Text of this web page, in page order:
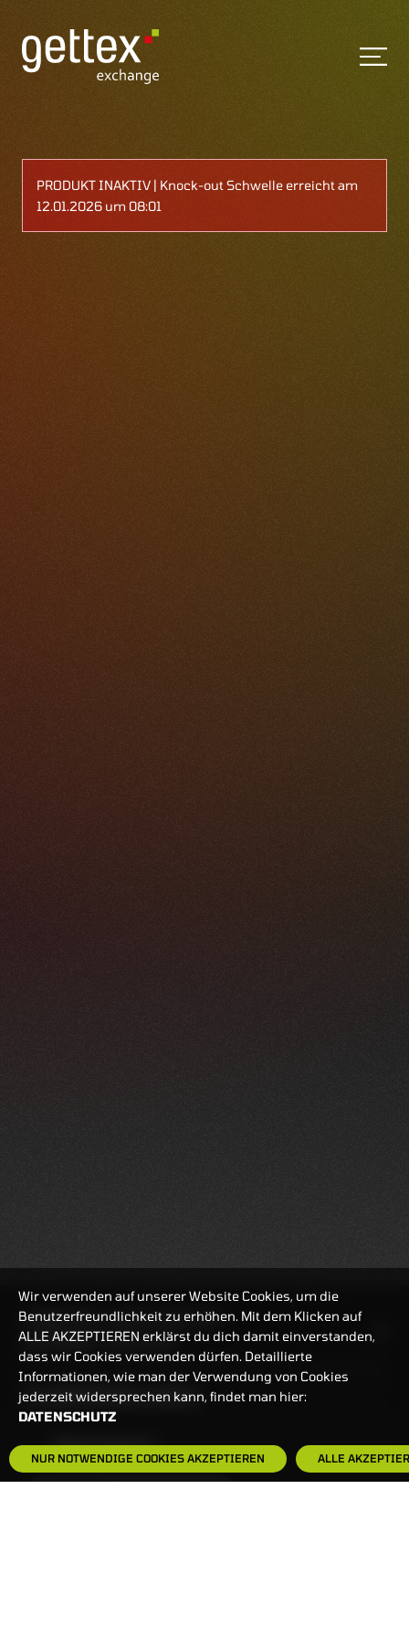
PRODUKT INAKTIV | Knock-out Schwelle erreicht am
12.01.2026 um 08:01
BANKEINSTELLUNGEN
HÄUFIG GESUCHT:
HANDELSZEIT
MO-FR: 7:30-23 UHR
ZERTIFIKATE
8:00-22 UHR
Wir verwenden auf unserer Website Cookies, um die
Benutzerfreundlichkeit zu erhöhen. Mit dem Klicken auf
ALLE AKZEPTIEREN erklärst du dich damit einverstanden,
dass wir Cookies verwenden dürfen. Detaillierte
Informationen, wie man der Verwendung von Cookies
jederzeit widersprechen kann, findet man hier:
DATENSCHUTZ
NUR NOTWENDIGE COOKIES AKZEPTIEREN ALLE